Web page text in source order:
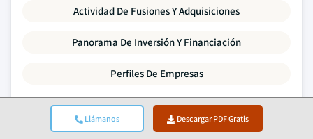
Llámanos Descargar PDF Gratis
Actividad De Fusiones Y Adquisiciones
Panorama De Inversión Y Financiación
Perfiles De Empresas
Cada punto de datos de este informe se valida mediante
entrevistas primarias, modelado ascendente real y rigurosas